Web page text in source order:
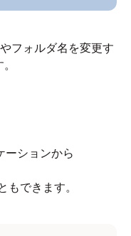
フォルダ名を変更す
ーションから
もできます。